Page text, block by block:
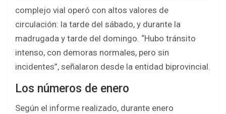
complejo vial operó con altos valores de
circulación: la tarde del sábado, y durante la
madrugada y tarde del domingo. “Hubo tránsito
intenso, con demoras normales, pero sin
incidentes”, señalaron desde la entidad biprovincial.
Los números de enero
Según el informe realizado, durante enero